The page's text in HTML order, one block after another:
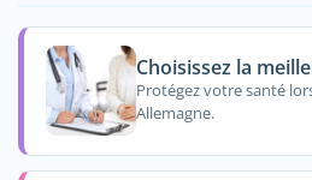
Choisissez la
Protégez votre santé
Allemagne.